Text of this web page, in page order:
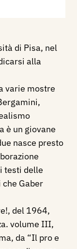
di Pisa, nel
alla
varie mostre
è un giovane
nasce presto
testi delle
Gaber
, del 1964,
volume III,
da “Il pro e